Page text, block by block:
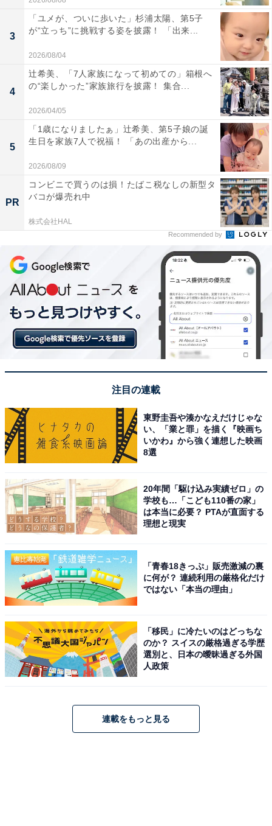
3
「ユメが、ついに歩いた」杉浦太陽、第5子
が“立っち”に挑戦する姿を披露！ 「出来...
2026/08/04
4
辻希美、「7人家族になって初めての」箱根へ
の“楽しかった”家族旅行を披露！ 集合...
2026/04/05
5
「1歳になりましたぁ」辻希美、第5子娘の誕
生日を家族7人で祝福！ 「あの出産から...
2026/08/09
PR
コンビニで買うのは損！たばこ税なしの新型タ
バコが爆売れ中
株式会社HAL
Recommended by
注目の連載
東野圭吾や湊かなえだけじゃな
い、「業と罪」を描く『映画ち
いかわ』から強く連想した映画
8選
20年間「駆け込み実績ゼロ」の
学校も…「こども110番の家」
は本当に必要？ PTAが直面する
理想と現実
「青春18きっぷ」販売激減の裏
に何が？ 連続利用の厳格化だけ
ではない「本当の理由」
「移民」に冷たいのはどっちな
のか？ スイスの厳格過ぎる学歴
選別と、日本の曖昧過ぎる外国
人政策
連載をもっと見る